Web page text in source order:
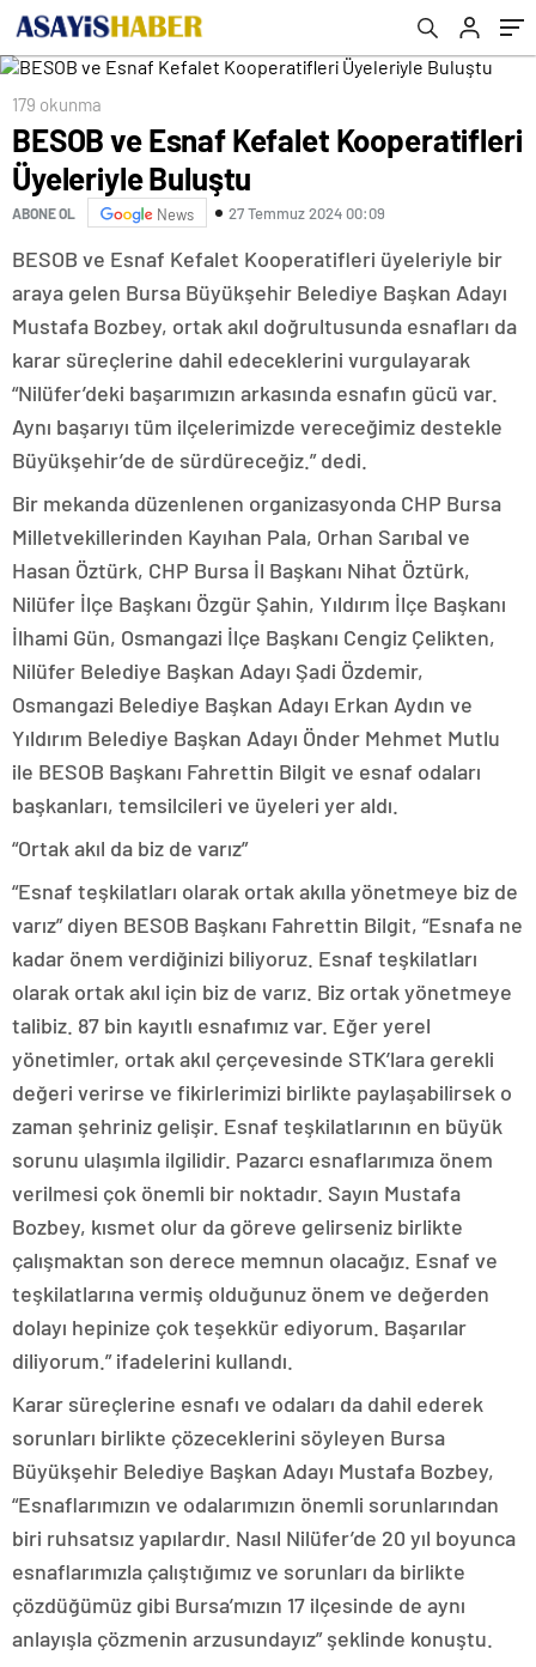
179 okunma
BESOB ve Esnaf Kefalet Kooperatifleri
Üyeleriyle Buluştu
ABONE OL News 27 Temmuz 2024 00:09
BESOB ve Esnaf Kefalet Kooperatifleri üyeleriyle bir
araya gelen Bursa Büyükşehir Belediye Başkan Adayı
Mustafa Bozbey, ortak akıl doğrultusunda esnafları da
karar süreçlerine dahil edeceklerini vurgulayarak
“Nilüfer’deki başarımızın arkasında esnafın gücü var.
Aynı başarıyı tüm ilçelerimizde vereceğimiz destekle
Büyükşehir’de de sürdüreceğiz.” dedi.
Bir mekanda düzenlenen organizasyonda CHP Bursa
Milletvekillerinden Kayıhan Pala, Orhan Sarıbal ve
Hasan Öztürk, CHP Bursa İl Başkanı Nihat Öztürk,
Nilüfer İlçe Başkanı Özgür Şahin, Yıldırım İlçe Başkanı
İlhami Gün, Osmangazi İlçe Başkanı Cengiz Çelikten,
Nilüfer Belediye Başkan Adayı Şadi Özdemir,
Osmangazi Belediye Başkan Adayı Erkan Aydın ve
Yıldırım Belediye Başkan Adayı Önder Mehmet Mutlu
ile BESOB Başkanı Fahrettin Bilgit ve esnaf odaları
başkanları, temsilcileri ve üyeleri yer aldı.
“Ortak akıl da biz de varız”
“Esnaf teşkilatları olarak ortak akılla yönetmeye biz de
varız” diyen BESOB Başkanı Fahrettin Bilgit, “Esnafa ne
kadar önem verdiğinizi biliyoruz. Esnaf teşkilatları
olarak ortak akıl için biz de varız. Biz ortak yönetmeye
talibiz. 87 bin kayıtlı esnafımız var. Eğer yerel
yönetimler, ortak akıl çerçevesinde STK’lara gerekli
değeri verirse ve fikirlerimizi birlikte paylaşabilirsek o
zaman şehriniz gelişir. Esnaf teşkilatlarının en büyük
sorunu ulaşımla ilgilidir. Pazarcı esnaflarımıza önem
verilmesi çok önemli bir noktadır. Sayın Mustafa
Bozbey, kısmet olur da göreve gelirseniz birlikte
çalışmaktan son derece memnun olacağız. Esnaf ve
teşkilatlarına vermiş olduğunuz önem ve değerden
dolayı hepinize çok teşekkür ediyorum. Başarılar
diliyorum.” ifadelerini kullandı.
Karar süreçlerine esnafı ve odaları da dahil ederek
sorunları birlikte çözeceklerini söyleyen Bursa
Büyükşehir Belediye Başkan Adayı Mustafa Bozbey,
“Esnaflarımızın ve odalarımızın önemli sorunlarından
biri ruhsatsız yapılardır. Nasıl Nilüfer’de 20 yıl boyunca
esnaflarımızla çalıştığımız ve sorunları da birlikte
çözdüğümüz gibi Bursa’mızın 17 ilçesinde de aynı
anlayışla çözmenin arzusundayız” şeklinde konuştu.
Şeyin En İyisini Hak Ediyor